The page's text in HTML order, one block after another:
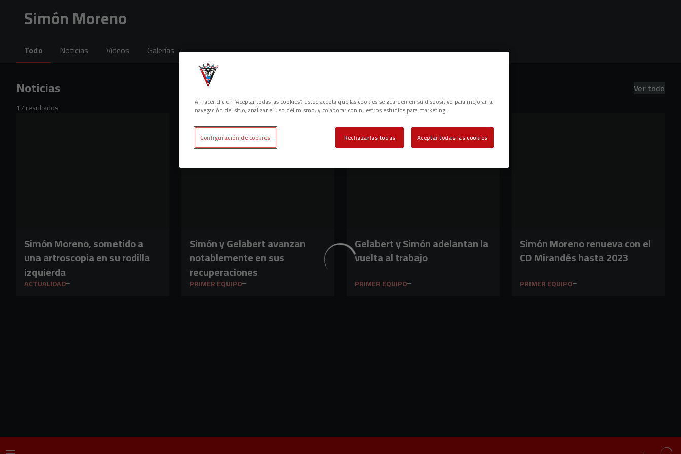
Simón Moreno
Todo Noticias Vídeos Galerías
Noticias Ver todo
17 resultados
Simón Moreno, sometido a
una artroscopia en su rodilla
izquierda
ACTUALIDAD
Simón y Gelabert avanzan
notablemente en sus
recuperaciones
PRIMER EQUIPO
Gelabert y Simón adelantan la
vuelta al trabajo
PRIMER EQUIPO
Simón Moreno renueva con el
CD Mirandés hasta 2023
PRIMER EQUIPO
Al hacer clic en “Aceptar todas las cookies”, usted acepta que las cookies se guarden en su dispositivo para mejorar la
navegación del sitio, analizar el uso del mismo, y colaborar con nuestros estudios para marketing.
Rechazarlas todas Aceptar todas las cookies
Configuración de cookies